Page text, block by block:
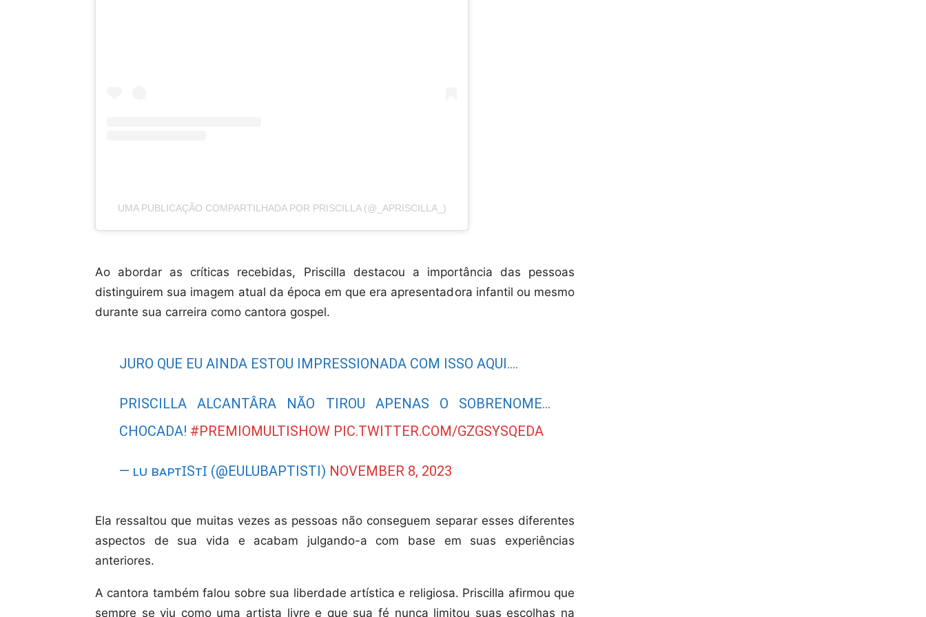
UMA PUBLICAÇÃO COMPARTILHADA POR PRISCILLA (@_APRISCILLA_)
Ao abordar as críticas recebidas, Priscilla destacou a importância das pessoas
distinguirem sua imagem atual da época em que era apresentadora infantil ou mesmo
durante sua carreira como cantora gospel.
JURO QUE EU AINDA ESTOU IMPRESSIONADA COM ISSO AQUI….
PRISCILLA ALCANTÂRA NÃO TIROU APENAS O SOBRENOME…
CHOCADA! #PREMIOMULTISHOW PIC.TWITTER.COM/GZGSYSQEDA
— ʟᴜ ʙᴀᴘᴛꞮSᴛꞮ (@EULUBAPTISTI) NOVEMBER 8, 2023
Ela ressaltou que muitas vezes as pessoas não conseguem separar esses diferentes
aspectos de sua vida e acabam julgando-a com base em suas experiências
anteriores.
A cantora também falou sobre sua liberdade artística e religiosa. Priscilla afirmou que
sempre se viu como uma artista livre e que sua fé nunca limitou suas escolhas na